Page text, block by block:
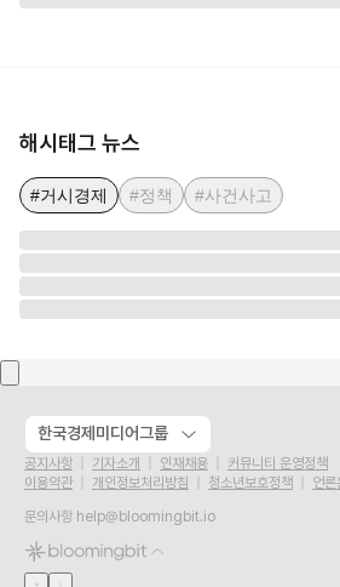
해시태그 뉴스
#거시경제 #정책 #사건사고
한국경제미디어그룹
공지사항 기자소개 인재채용
커뮤니티 운영정책
이용약관
개인정보처리방침 청소년보호정책
언론
문의사항 help@bloomingbit.io